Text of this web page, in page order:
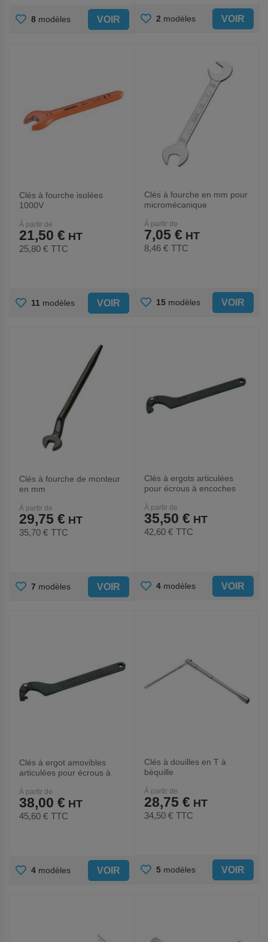
AJOUTER
8 modèles VOIR AJOUTER
2 modèles VOIR
Clés à fourche isolées
1000V
À partir de
21,50 €
25,80 € TTC
AJOUTER
11 modèles VOIR
Clés à fourche en mm pour
micromécanique
À partir de
7,05 €
8,46 € TTC
AJOUTER
15 modèles VOIR
Clés à fourche de monteur
en mm
À partir de
29,75 €
35,70 € TTC
AJOUTER
7 modèles VOIR
Clés à ergots articulées
pour écrous à encoches
À partir de
35,50 €
42,60 € TTC
AJOUTER
4 modèles VOIR
Clés à ergot amovibles
articulées pour écrous à
À partir de
38,00 €
45,60 € TTC
AJOUTER
4 modèles VOIR
Clés à douilles en T à
béquille
À partir de
28,75 €
34,50 € TTC
AJOUTER
5 modèles VOIR